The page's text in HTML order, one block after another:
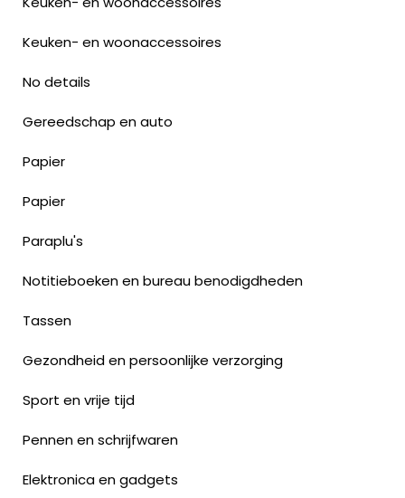
Keuken- en woonaccessoires
No details
Gereedschap en auto
Papier
Papier
Paraplu's
Notitieboeken en bureau benodigdheden
Tassen
Gezondheid en persoonlijke verzorging
Sport en vrije tijd
Pennen en schrijfwaren
Elektronica en gadgets